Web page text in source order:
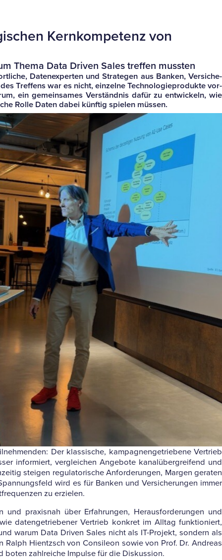
Kern­kom­pe­tenz von
Thema Data Driven Sales treffen mussten
Daten­ex­perten und Stra­tegen aus Banken, Ver­si­che­
Tref­fens war es nicht, ein­zelne Tech­no­lo­gie­pro­dukte vor­
ein gemein­sames Ver­ständnis dafür zu ent­wi­ckeln, wie
Rolle Daten dabei künftig spielen müssen.
Der klas­si­sche, kam­pa­gnen­ge­trie­bene Ver­trieb
infor­miert, ver­glei­chen Ange­bote kanal­über­grei­fend und
steigen regu­la­to­ri­sche Anfor­de­rungen, Margen geraten
wird es für Banken und Ver­si­che­rungen immer
zu erzielen.
pra­xisnah über Erfah­rungen, Her­aus­for­de­rungen und
daten­ge­trie­bener Ver­trieb kon­kret im Alltag funk­tio­niert,
warum Data Driven Sales nicht als IT-Pro­jekt, son­dern als
Hientzsch von Consileon sowie von Prof. Dr. Andreas
boten zahl­reiche Impulse für die Diskussion.